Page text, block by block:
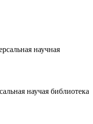
научная
научая библиотека